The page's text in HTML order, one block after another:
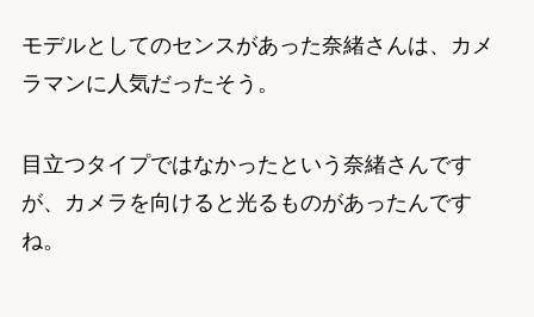
モデルとしてのセンスがあった奈緒さんは、カメ
ラマンに人気だったそう。
目立つタイプではなかったという奈緒さんです
が、カメラを向けると光るものがあったんです
ね。